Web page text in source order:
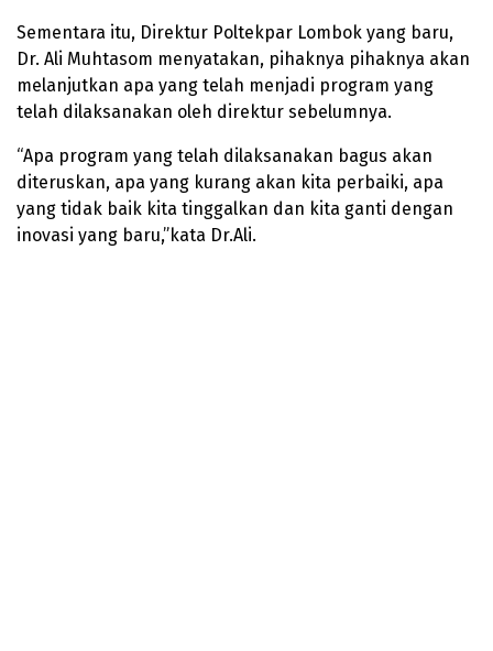
Sementara itu, Direktur Poltekpar Lombok yang baru,
Dr. Ali Muhtasom menyatakan, pihaknya pihaknya akan
melanjutkan apa yang telah menjadi program yang
telah dilaksanakan oleh direktur sebelumnya.
“Apa program yang telah dilaksanakan bagus akan
diteruskan, apa yang kurang akan kita perbaiki, apa
yang tidak baik kita tinggalkan dan kita ganti dengan
inovasi yang baru,”kata Dr.Ali.